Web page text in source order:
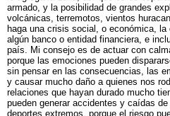
armado, y la posibilidad de grandes
volcánicas, terremotos, vientos
haga una crisis social, o económica,
algún banco o entidad financiera, e
país. Mi consejo es de actuar con
porque las emociones pueden
sin pensar en las consecuencias, las
y causar mucho daño a quienes nos
relaciones que hayan durado mucho
pueden generar accidentes y caídas
deportes extremos, porque el riesgo